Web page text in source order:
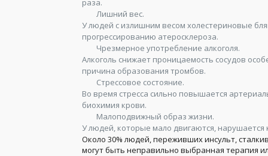
раза.
Лишний вес.
У людей с излишним весом холестериновые
прогрессированию атеросклероза.
Чрезмерное употребление алкоголя.
Алкоголь снижает проницаемость сосудов
причина образования тромбов.
Стрессовое состояние.
Во время стресса сильно повышается
биохимия крови.
Малоподвижный образ жизни.
У людей, которые мало двигаются,
Около 30% людей, переживших инсульт,
могут быть неправильно выбранная терапия